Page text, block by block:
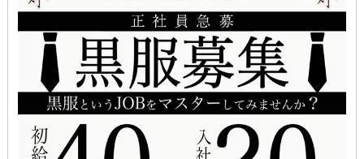
当店は、こんな時期だからこそ
《職歴・経験・年齢》
問わず採用します◎
異業種からの転職や社員としての勤務
学生さんのアルバイトも大歓迎です！
業界が初めての方も
安心してスタートできるように
分からないことや接客時のマナーなどは
経験豊富なスタッフが丁寧に教えます！
さらに、一緒に働く仲間に